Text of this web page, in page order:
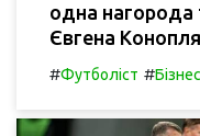
одна
Євгена
#Футболіст #Бізнес